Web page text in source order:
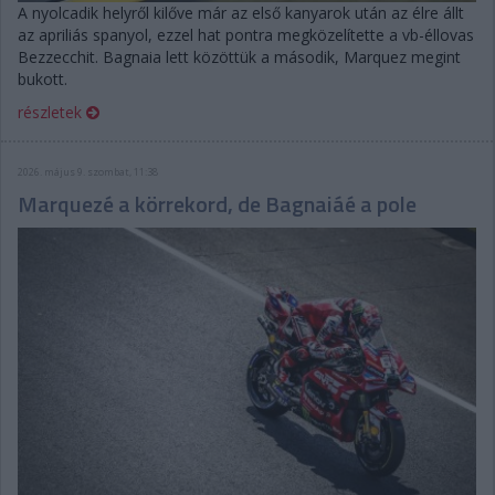
A nyolcadik helyről kilőve már az első kanyarok után az élre állt
az apriliás spanyol, ezzel hat pontra megközelítette a vb-éllovas
Bezzecchit. Bagnaia lett közöttük a második, Marquez megint
bukott.
részletek
2026. május 9. szombat, 11:38
Marquezé a körrekord, de Bagnaiáé a pole